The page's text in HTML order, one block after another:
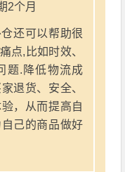
2个月
还可以帮助很
点,比如时效、
题.降低物流成
退货、安全、
，从而提高自
己的商品做好